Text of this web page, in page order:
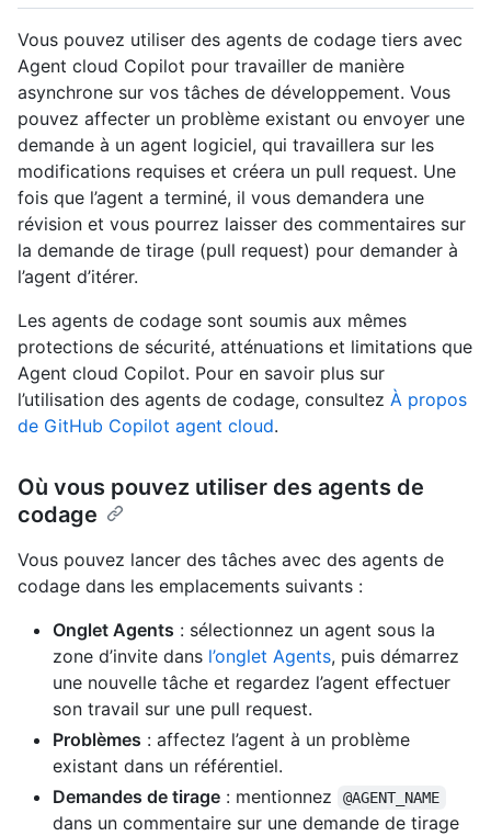
Vous pouvez utiliser des agents de codage tiers avec
Agent cloud Copilot pour travailler de manière
asynchrone sur vos tâches de développement. Vous
pouvez affecter un problème existant ou envoyer une
demande à un agent logiciel, qui travaillera sur les
modifications requises et créera un pull request. Une
fois que l’agent a terminé, il vous demandera une
révision et vous pourrez laisser des commentaires sur
la demande de tirage (pull request) pour demander à
l’agent d’itérer.
Les agents de codage sont soumis aux mêmes
protections de sécurité, atténuations et limitations que
Agent cloud Copilot. Pour en savoir plus sur
l’utilisation des agents de codage, consultez À propos
de GitHub Copilot agent cloud.
Où vous pouvez utiliser des agents de
codage
Vous pouvez lancer des tâches avec des agents de
codage dans les emplacements suivants :
Onglet Agents : sélectionnez un agent sous la
zone d’invite dans l’onglet Agents, puis démarrez
une nouvelle tâche et regardez l’agent effectuer
son travail sur une pull request.
Problèmes : affectez l’agent à un problème
existant dans un référentiel.
Demandes de tirage : mentionnez @AGENT_NAME
dans un commentaire sur une demande de tirage